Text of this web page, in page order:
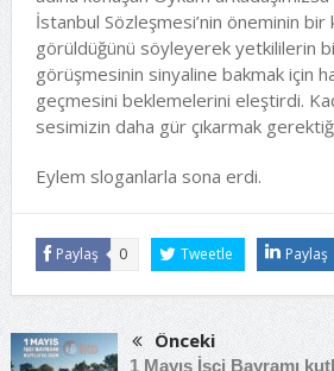
İstanbul Sözleşmesi’nin öneminin bir
görüldüğünü söyleyerek yetkililerin
görüşmesinin sinyaline bakmak için
geçmesini beklemelerini eleştirdi.
sesimizin daha gür çıkarmak
Eylem sloganlarla sona erdi.
Paylaş 0 Tweetle Paylaş
Önceki
1 Mayıs İşçi Bayramı